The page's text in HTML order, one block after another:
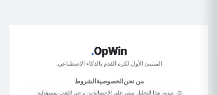
OpWin
.
المتنبئ الأول لكرة القدم بالذكاء الاصطناعي.
من نحن الخصوصية الشروط
⚖️ تنويه: هذا التحليل مبني على الإحصائيات. يرجى اللعب بمسؤولية.